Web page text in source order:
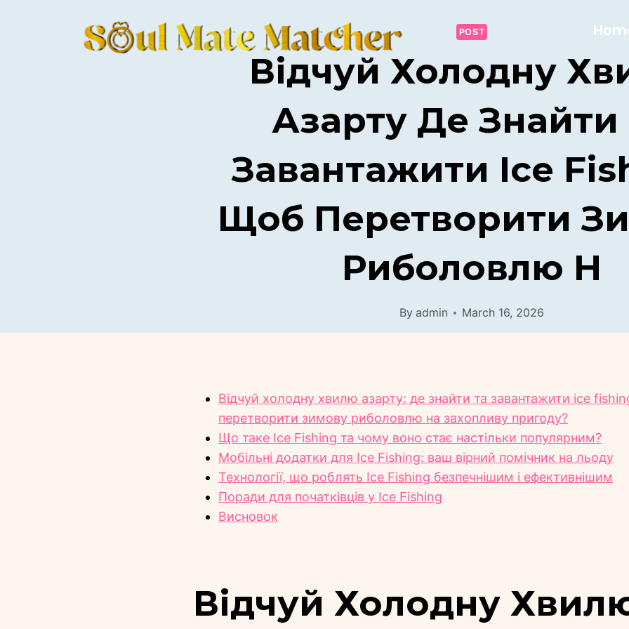
POST
Відчуй Холодну
Азарту Де Знайти
Завантажити Ice
Щоб Перетворити
Риболовлю Н
By admin March 16, 2026
Відчуй холодну хвилю азарту: де знайти та завантажити ice
перетворити зимову риболовлю на захопливу пригоду?
Що таке Ice Fishing та чому воно стає настільки популярним?
Мобільні додатки для Ice Fishing: ваш вірний помічник на льоду
Технології, що роблять Ice Fishing безпечнішим і ефективнішим
Поради для початківців у Ice Fishing
Висновок
Відчуй Холодну